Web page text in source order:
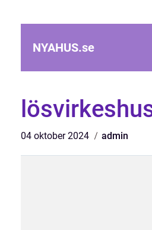
NYAHUS.se
04 oktober 2024 admin